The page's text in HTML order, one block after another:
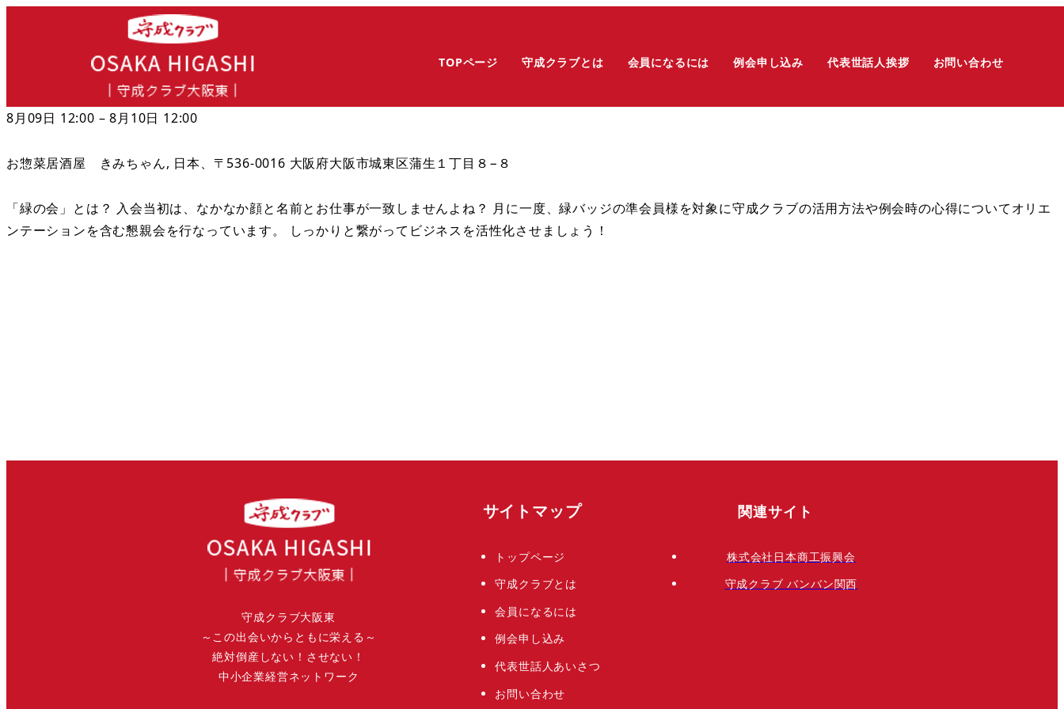
TOPページ 守成クラブとは 会員になるには 例会申し込み 代表世話人挨拶 お問い合わせ
8月09日 12:00 – 8月10日 12:00
お惣菜居酒屋 きみちゃん, 日本、〒536-0016 大阪府大阪市城東区蒲生１丁目８−８
「緑の会」とは？ 入会当初は、なかなか顔と名前とお仕事が一致しませんよね？ 月に一度、緑バッジの準会員様を対象に守成クラブの活用方法や例会時の心得についてオリエ
ンテーションを含む懇親会を行なっています。 しっかりと繋がってビジネスを活性化させましょう！
守成クラブ大阪東
～この出会いからともに栄える～
絶対倒産しない！させない！
中小企業経営ネットワーク
サイトマップ
トップページ
守成クラブとは
会員になるには
例会申し込み
代表世話人あいさつ
お問い合わせ
関連サイト
株式会社日本商工振興会
守成クラブ バンバン関西